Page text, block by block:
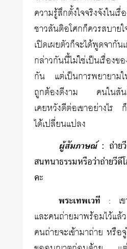
ความรู้สึกตั้งใจจริงจังใน
ชาวสันติอโศกก็ควรสบา
เปิดเผยตัวก็จะได้พูดจากัน
กล่าวกันนี้ไม่ใช่เป็นเรื่อง
กัน แต่เป็นการพยายามใ
ถูกต้องดีงาม คนในสัน
เคยหวังดีต่อเขาอย่างไร
ได้เปลี่ยนแปลง
ผู้สัมภาษณ์: ถ่ายวี
สนทนาธรรมหรือว่าถ่ายวีดี
คะ
พระเทพเวที : เข
และคนถ่ายมาพร้อมไว้
คนถ่ายจะเข้ามาถ่าย หรือ